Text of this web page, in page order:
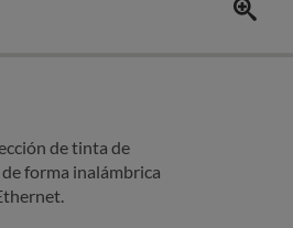
de tinta de
forma inalámbrica